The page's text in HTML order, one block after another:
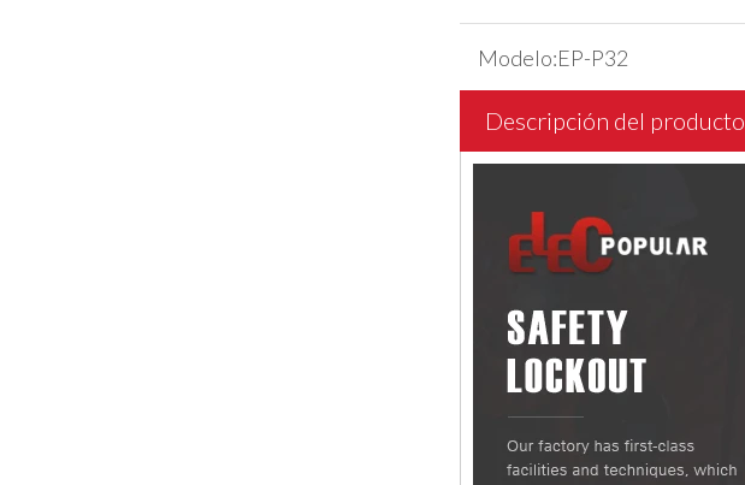
Modelo:EP-P32
Descripción del producto